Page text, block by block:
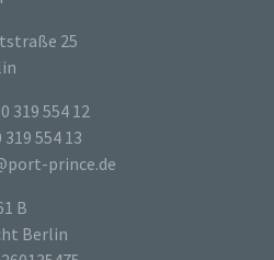
25
319 554 12
319 554 13
prince.de
B
Berlin